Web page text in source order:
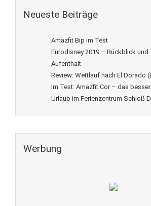
Neueste Beiträge
Amazfit Bip im Test
Eurodisney 2019 – Rückblick und
Aufenthalt
Review: Wettlauf nach El Dorado
Im Test: Amazfit Cor – das
Urlaub im Ferienzentrum Schloß
Werbung